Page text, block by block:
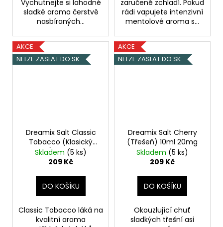
Vychutnejte si lahodné
sladké aroma čerstvě
nasbíraných...
zaručeně zchladí. Pokud
rádi vapujete intenzivní
mentolové aroma s...
AKCE
NELZE ZASLAT DO SK
Dreamix Salt Classic
Tobacco (Klasický
tabák) 10ml 20mg
Skladem (5 ks)
209 Kč
DO KOŠÍKU
Classic Tobacco láká na
kvalitní aroma
AKCE
NELZE ZASLAT DO SK
Dreamix Salt Cherry
(Třešeň) 10ml 20mg
Skladem (5 ks)
209 Kč
DO KOŠÍKU
Okouzlující chuť
sladkých třešní asi